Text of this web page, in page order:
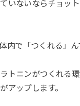
いないならチョッ
内で「つくれる」ん
トニンがつくれる環
アップします。